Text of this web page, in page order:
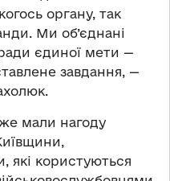
органу, так
Ми об’єднані
єдиної мети —
завдання, —
мали нагоду
які користуються